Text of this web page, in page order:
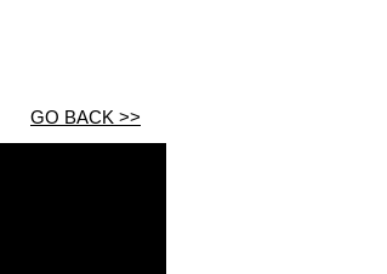
GO BACK >>